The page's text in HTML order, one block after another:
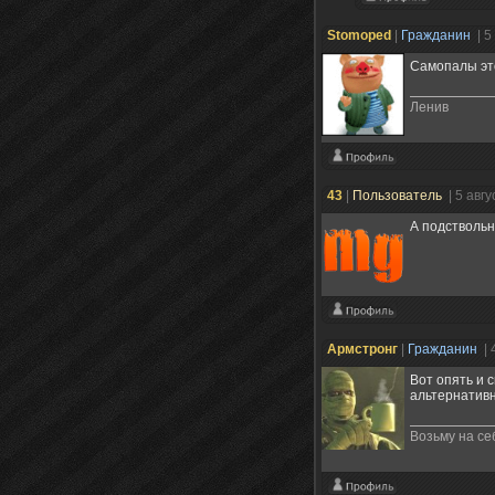
Stomoped Гражданин
|
Самопалы
Ленив
43 Пользователь
| 5
А
Армстронг Гражданин
|
Вот опять и
Возьму на